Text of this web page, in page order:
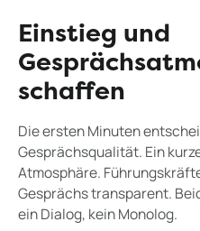
Einstieg und
schaffen
Die ersten Minuten
Gesprächsqualität. Ein
Atmosphäre.
Gesprächs transparent.
ein Dialog, kein Monolog.